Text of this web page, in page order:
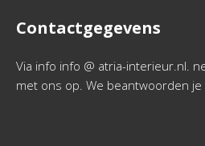
Contactgegevens
Via info info @ atria-interieur.nl.
met ons op. We beantwoorden je